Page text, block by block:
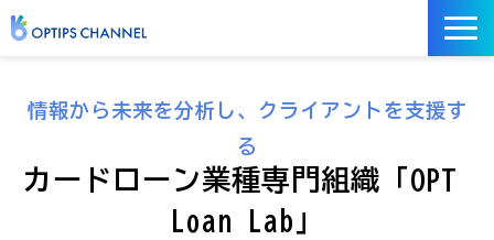
お役立ち資料
イベント
サービス／ツール
情報から未来を分析し、クライアントを支援す
る
カードローン業種専門組織「OPT
Loan Lab」